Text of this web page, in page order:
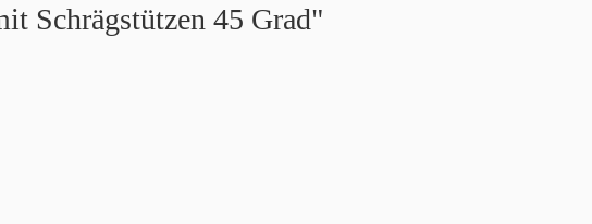
Schrägstützen 45 Grad"